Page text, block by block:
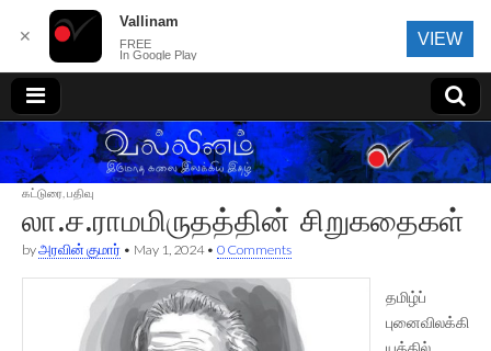
வல்லினம்
கட்டுரை பதிவு
லா.ச.ராமமிருதத்தின் சிறுகதைகள்
byஅரவின் குமார் • May 1, 2024• 0 Comments
தமிழ்ப்
புனைவிலக்கி
✕
Vallinam
FREE
In Google Play
VIEW